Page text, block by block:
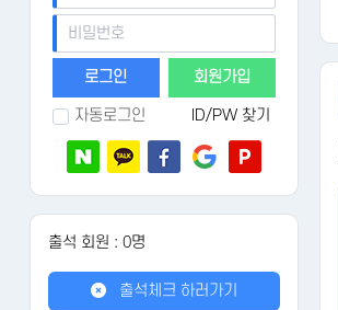
회원가입
자동로그인 ID/PW 찾기
출석 회원 : 0명
출석체크 하러가기